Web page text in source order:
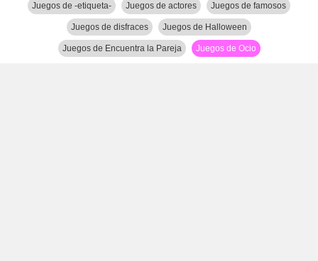
Juegos de -etiqueta- Juegos de actores Juegos de famosos
Juegos de disfraces Juegos de Halloween
Juegos de Encuentra la Pareja Juegos de Ocio